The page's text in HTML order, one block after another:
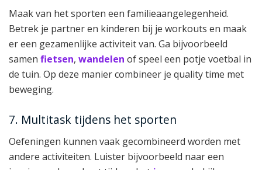
Maak van het sporten een familieaangelegenheid.
Betrek je partner en kinderen bij je workouts en maak
er een gezamenlijke activiteit van. Ga bijvoorbeeld
samen fietsen, wandelen of speel een potje voetbal in
de tuin. Op deze manier combineer je quality time met
beweging.
7. Multitask tijdens het sporten
Oefeningen kunnen vaak gecombineerd worden met
andere activiteiten. Luister bijvoorbeeld naar een